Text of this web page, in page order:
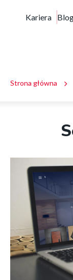
Serwis
Veyna
dla
instytucji
Przejdź
Przejdź
Przejdź
Top
Kariera
block
Ścieżka
Strona główna